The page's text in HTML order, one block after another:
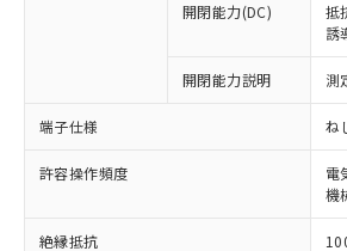
開閉能力(DC)
抵
誘
開閉能力説明 測
端子仕様 ね
許容操作頻度
電
機
絶縁抵抗
以下の条件をお読みいただき、
ご利用ください。
本サービスは、当社制御
商品の当社在庫状況および
(税抜)を提供させていた
当社制御機器事業取扱商
対応予定なし：EU RoHS指令
非含有に非対応の商品で、対
調査・確認中：EU RoHS指令
非含有の対応状況を調査中ま
商品です。
非該当品：ライセンス料など無
害物質有無と関係のない商品で
「○」：最大均質材料含有率が
基準値以下であることを示しま
「×」：最大均質材料含有率が